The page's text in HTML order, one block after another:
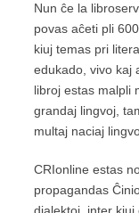
Nun ĉe la
povas aĉeti pli
kiuj temas pri
edukado, vivo kaj
libroj estas malpli
grandaj lingvoj,
multaj naciaj
CRIonline estas
propagandas